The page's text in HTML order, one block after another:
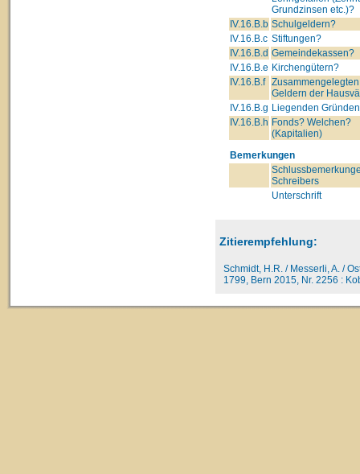
Grundzinsen etc.)?
IV.16.B.b Schulgeldern?
IV.16.B.c Stiftungen?
IV.16.B.d Gemeindekassen?
IV.16.B.e Kirchengütern?
IV.16.B.f Zusammengelegten
Geldern der
IV.16.B.g Liegenden
IV.16.B.h Fonds? Welchen?
(Kapitalien)
Bemerkungen
Schreibers
Unterschrift
Zitierempfehlung:
Schmidt, H.R. / Messerli, A. /
1799, Bern 2015, Nr. 2256 :